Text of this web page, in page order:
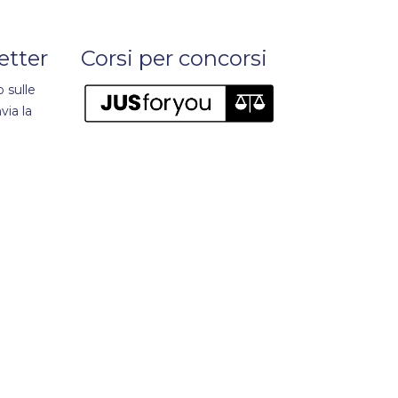
sulle
la
Corsi per concorsi